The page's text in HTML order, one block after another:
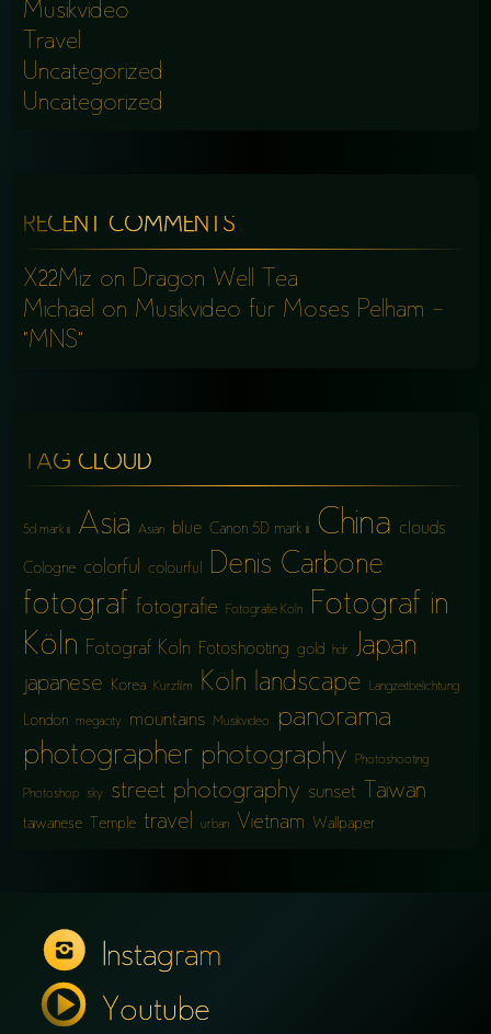
Musikvideo
Travel
Uncategorized
Uncategorized
RECENT COMMENTS
X22Miz on Dragon Well Tea
Michael on Musikvideo für Moses Pelham –
“MNS”
TAG CLOUD
5d mark iii Asia Asian blue Canon 5D mark iii China clouds
Cologne colorful colourful Denis Carbone
fotograf fotografie Fotografie Köln
Fotograf in
Köln Fotograf Köln Fotoshooting gold hdr Japan
japanese Korea Kurzfilm Köln landscape Langzeitbelichtung
London megacity mountains Musikvideo panorama
photographer photography Photoshooting
Photoshop sky street photography sunset Taiwan
taiwanese Temple travel urban Vietnam Wallpaper
Instagram
Youtube